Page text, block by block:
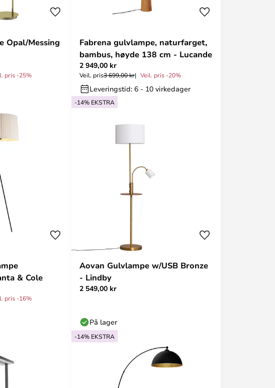
Opal/Messing
pris -25%
Fabrena gulvlampe, naturfarget,
bambus, høyde 138 cm - Lucande
2 949,00 kr
Veil. pris3 699,00 kr Veil. pris -20%
Leveringstid: 6 - 10 virkedager
& Cole
pris -16%
-14% EKSTRA
Aovan Gulvlampe w/USB Bronze
- Lindby
2 549,00 kr
På lager
-14% EKSTRA